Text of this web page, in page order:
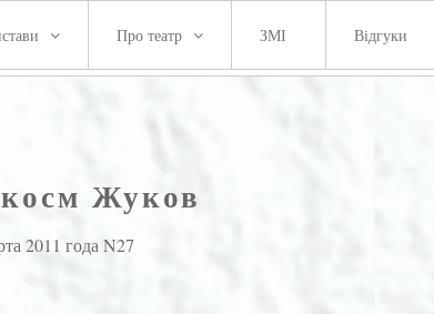
Про театр ЗМІ Відгуки
Жуков
2011 года N27